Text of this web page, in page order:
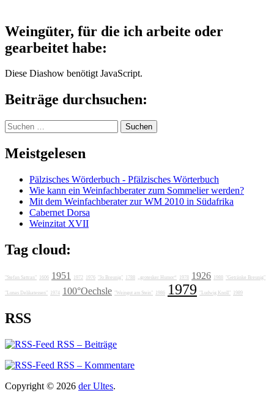
Weingüter, für die ich arbeite oder
gearbeitet habe:
Diese Diashow benötigt JavaScript.
Beiträge durchsuchen:
Suchen
nach:
Meistgelesen
Pälzisches Wörderbuch - Pfälzisches Wörterbuch
Wie kann ein Weinfachberater zum Sommelier werden?
Mit dem Weinfachberater zur WM 2010 in Südafrika
Cabernet Dorsa
Weinzitat XVII
Tag cloud:
"Stefan Sattran" 1606 1951 1972 1976 "Jo Breunig" 1788 „grotesker Humor“ 1978 1926 1988 "Getränke Breunig"
"Lunas Delikatessen" 1974 100°Oechsle "Weingut am Stein" 1986 1979 "Ludwig Knoll" 1989
RSS
RSS – Beiträge
RSS – Kommentare
Copyright © 2026 der Ultes.